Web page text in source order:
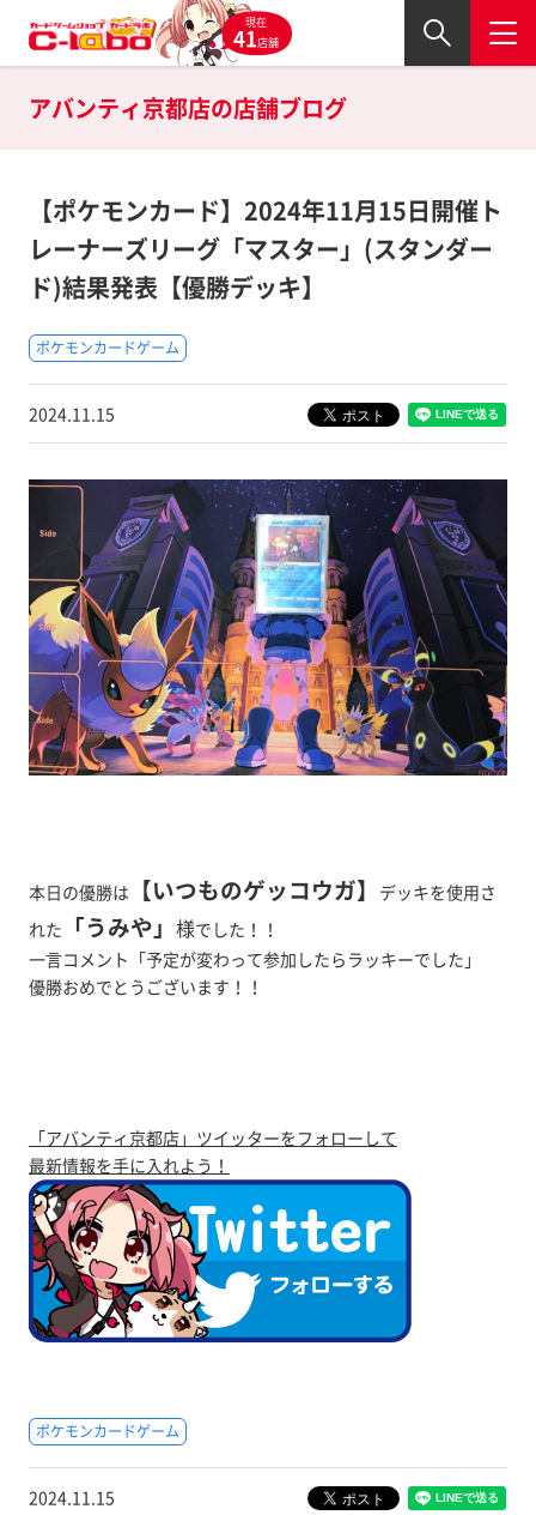
現在
41店舗
アバンティ京都店の店舗ブログ
【ポケモンカード】2024年11月15日開催ト
レーナーズリーグ「マスター」(スタンダー
ド)結果発表【優勝デッキ】
ポケモンカードゲーム
2024.11.15
本日の優勝は 【いつものゲッコウガ】
デッキを使用さ
れた
「うみや」 様でした！！
一言コメント「予定が変わって参加したらラッキーでした」
優勝おめでとうございます！！
「アバンティ京都店」ツイッターをフォローして
最新情報を手に入れよう！
ポケモンカードゲーム
2024.11.15